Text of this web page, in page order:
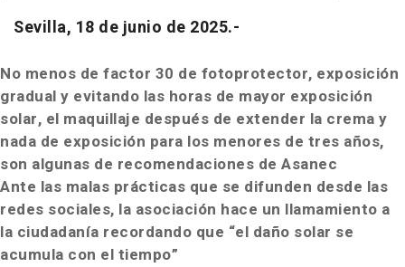
Sevilla, 18 de junio de 2025.-
No menos de factor 30 de fotoprotector, exposición
gradual y evitando las horas de mayor exposición
solar, el maquillaje después de extender la crema y
nada de exposición para los menores de tres años,
son algunas de recomendaciones de Asanec
Ante las malas prácticas que se difunden desde las
redes sociales, la asociación hace un llamamiento a
la ciudadanía recordando que “el daño solar se
acumula con el tiempo”